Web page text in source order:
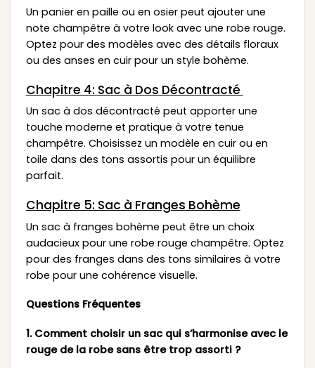
Un panier en paille ou en osier peut ajouter une
note champêtre à votre look avec une robe rouge.
Optez pour des modèles avec des détails floraux
ou des anses en cuir pour un style bohème.
Chapitre 4: Sac à Dos Décontracté
Un sac à dos décontracté peut apporter une
touche moderne et pratique à votre tenue
champêtre. Choisissez un modèle en cuir ou en
toile dans des tons assortis pour un équilibre
parfait.
Chapitre 5: Sac à Franges Bohème
Un sac à franges bohème peut être un choix
audacieux pour une robe rouge champêtre. Optez
pour des franges dans des tons similaires à votre
robe pour une cohérence visuelle.
Questions Fréquentes
1. Comment choisir un sac qui s’harmonise avec le
rouge de la robe sans être trop assorti ?